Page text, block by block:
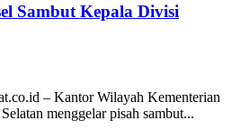
Sambut Kepala Divisi
– Kantor Wilayah Kementerian
menggelar pisah sambut...